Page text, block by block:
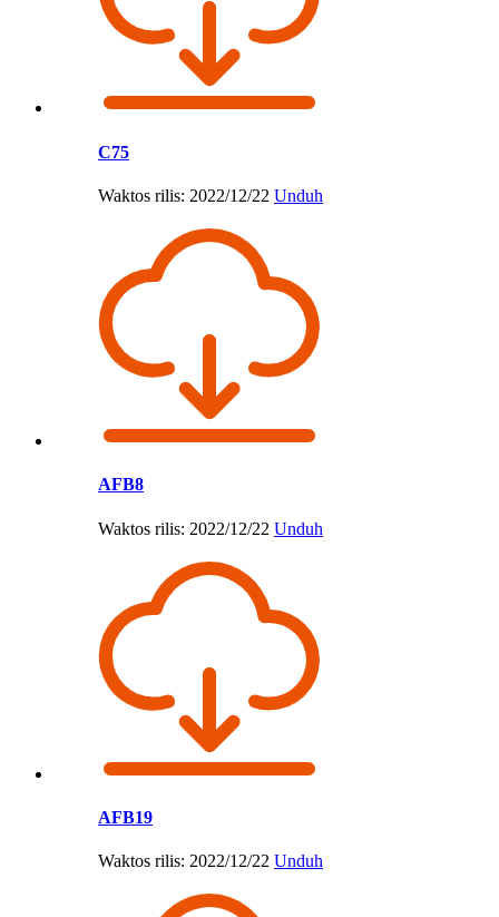
C75
Waktos rilis: 2022/12/22 Unduh
AFB8
Waktos rilis: 2022/12/22 Unduh
AFB19
Waktos rilis: 2022/12/22 Unduh